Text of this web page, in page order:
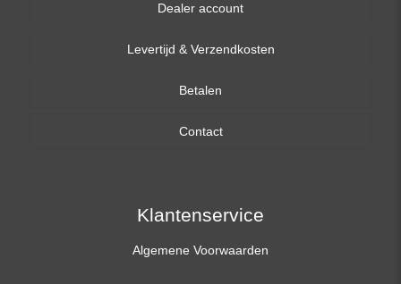
13,3 inch
14,0 inch
15,6 inch
17,3 inch
Dealer account
Levertijd & Verzendkosten
Betalen
Contact
Klantenservice
Algemene Voorwaarden